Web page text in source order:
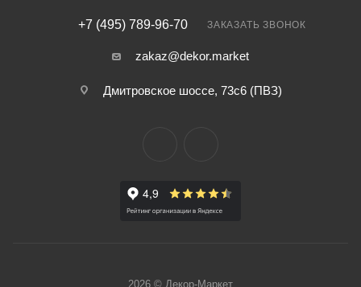
+7 (495) 789-96-70 ЗАКАЗАТЬ ЗВОНОК
zakaz@dekor.market
Дмитровское шоссе, 73с6 (ПВЗ)
2026 © Декор-Маркет